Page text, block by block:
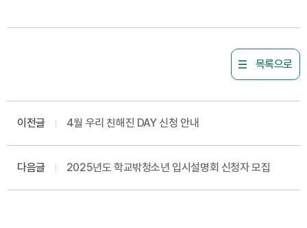
목록으로
이전글 4월 우리 친해진 DAY 신청 안내
다음글 2025년도 학교밖청소년 입시설명회 신청자 모집